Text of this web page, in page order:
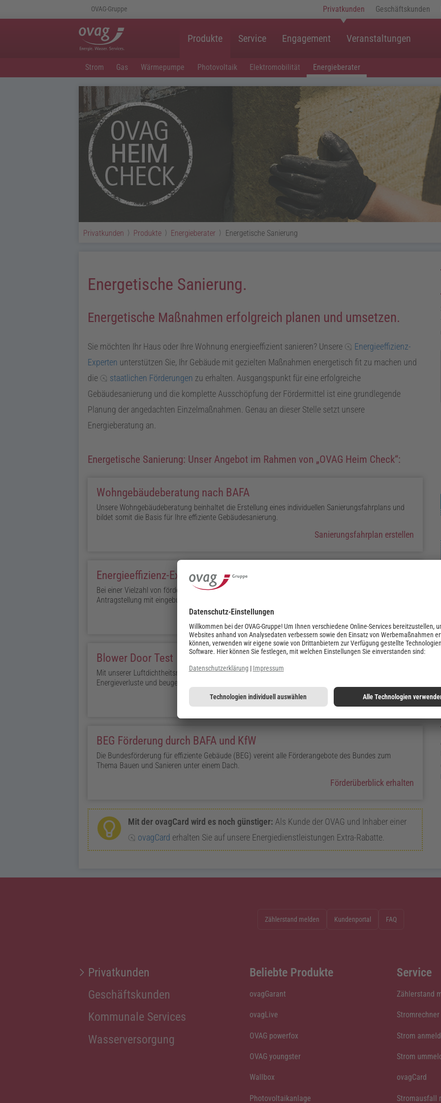
OVAG-Gruppe Privatkunden Geschäftskunden
Produkte
Strom Gas Wärmepumpe Photovoltaik Elektromobilität Energieberater
Service Engagement Veranstaltungen
Privatkunden Produkte Energieberater Energetische Sanierung
Energetische Sanierung.
Energetische Maßnahmen erfolgreich planen und umsetzen.
Sie möchten Ihr Haus oder Ihre Wohnung energieeffizient sanieren? Unsere
Energieeffizienz-
Experten unterstützen Sie, Ihr Gebäude mit gezielten Maßnahmen energetisch fit zu machen und
die
staatlichen Förderungen zu erhalten. Ausgangspunkt für eine erfolgreiche
Gebäudesanierung und die komplette Ausschöpfung der Fördermittel ist eine grundlegende
Planung der angedachten Einzelmaßnahmen. Genau an dieser Stelle setzt unsere
Energieberatung an.
Energetische Sanierung: Unser Angebot im Rahmen von OVAG Heim Check :
Wohngebäudeberatung nach BAFA
Unsere Wohngebäudeberatung beinhaltet die Erstellung eines individuellen Sanierungsfahrplans und
bildet somit die Basis für Ihre effiziente Gebäudesanierung.
Sanierungsfahrplan erstellen
Energieeffizienz-Experte
Bei einer Vielzahl von förderfähigen Sanierungsmaßnahmen, muss ein Energieeffizienz-Experte bei der
Antragstellung mit eingebunden werden. Gerne helfen wir Ihnen hier weiter.
Blower Door Test
Mit unserer Luftdichtheitsmessung und dem Luftdichtheitscheck nach DIN EN 13829 vermeiden Sie
Energieverluste und beugen Feuchte- oder Schimmelschäden vor.
Luftdichtheitsmessung oder Check vereinbaren
BEG Förderung durch BAFA und KfW
Die Bundesförderung für effiziente Gebäude (BEG) vereint alle Förderangebote des Bundes zum
Thema Bauen und Sanieren unter einem Dach.
Förderüberblick erhalten
Mit der ovagCard wird es noch günstiger: Als Kunde der OVAG und Inhaber einer
ovagCard erhalten Sie auf unsere Energiedienstleistungen Extra-Rabatte.
Zählerstand melden Kundenportal FAQ
Privatkunden
Geschäftskunden
Kommunale Services
Wasserversorgung
Beliebte Produkte
ovagGarant
ovagLive
OVAG powerfox
OVAG youngster
Wallbox
Photovoltaikanlage
Service
Zählerstand
Stromrechner
Strom
Strom
ovagCard
Stromausfall